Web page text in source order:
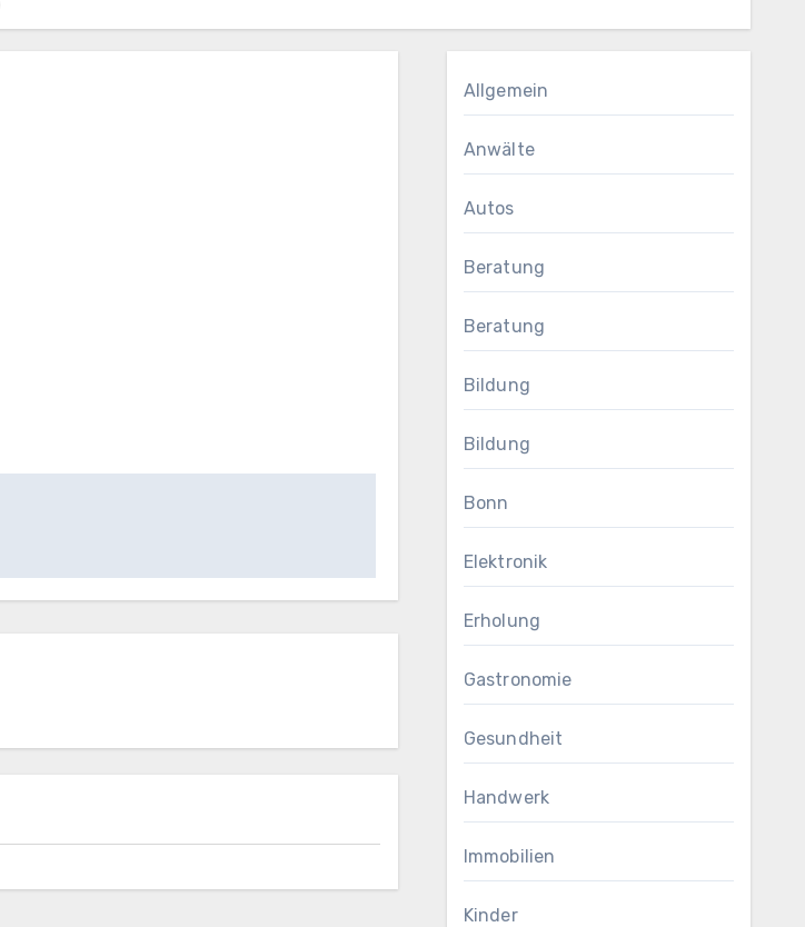
Allgemein
Anwälte
Autos
Beratung
Beratung
Bildung
Bildung
Bonn
Elektronik
Erholung
Gastronomie
Gesundheit
Handwerk
Immobilien
Kinder